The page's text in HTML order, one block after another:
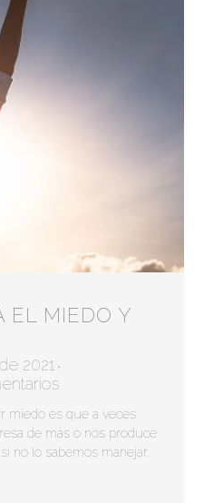
EL MIEDO Y
2021 •
miedo es que a veces
de más o nos produce
no lo sabemos manejar.